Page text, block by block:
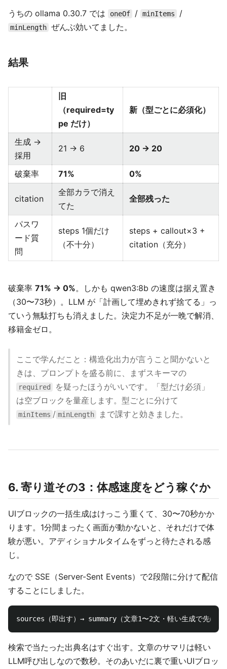
うちの ollama 0.30.7 では oneOf / minItems /
minLength ぜんぶ効いてました。
結果
旧
（required=ty
pe だけ）
新（型ごとに必須化）
生成 →
採用
21 → 6 20 → 20
破棄率 71% 0%
citation
全部カラで消え
てた
全部残った
パスワ
ード質
問
steps 1個だけ
（不十分）
steps + callout×3 +
citation（充分）
破棄率 71% → 0%。しかも qwen3:8b の速度は据え置き
（30〜73秒）。LLM が「計画して埋めきれず捨てる」っ
ていう無駄打ちも消えました。決定力不足が一晩で解消、
移籍金ゼロ。
ここで学んだこと：構造化出力が言うこと聞かないと
きは、プロンプトを盛る前に、まずスキーマの
required
を疑ったほうがいいです。「型だけ必須」
は空ブロックを量産します。型ごとに分けて
minItems / minLength まで課すと効きました。
6. 寄り道その3：体感速度をどう稼ぐか
UIブロックの一括生成はけっこう重くて、30〜70秒かか
ります。1分間まったく画面が動かないと、それだけで体
験が悪い。アディショナルタイムをずっと待たされる感
じ。
なので SSE（Server-Sent Events）で2段階に分けて配信
することにしました。
検索で当たった出典名はすぐ出す。文章のサマリは軽い
LLM呼び出しなので数秒。そのあいだに裏で重いUIブロッ